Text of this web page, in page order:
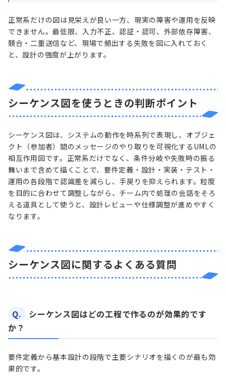
正常系だけの図は見栄えが良い一方、現実の障害や運用を反映
できません。最低限、入力不正、認証・認可、外部依存障害、
競合・二重送信など、現場で頻出する失敗を図に入れておく
と、設計の強度が上がります。
シーケンス図を使うときの判断ポイント
シーケンス図は、システムの動作を時系列で表現し、オブジェ
クト（参加者）間のメッセージのやり取りを可視化するUMLの
相互作用図です。正常系だけでなく、条件分岐や失敗時の振る
舞いまで含めて描くことで、要件定義・設計・実装・テスト・
運用の各段階で認識差を減らし、手戻りを抑えられます。粒度
を目的に合わせて調整しながら、チーム内で処理の会話をそろ
える道具として使うと、設計レビューや仕様調整が進めやすく
なります。
シーケンス図に関するよくある質問
Q.
シーケンス図はどの工程で作るのが効果的です
か？
要件定義から基本設計の段階で主要シナリオを描くのが最も効
果的です。